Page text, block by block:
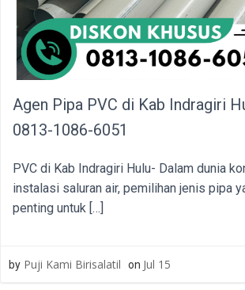
Agen Pipa PVC di Kab Indragiri
0813-1086-6051
PVC di Kab Indragiri Hulu- Dalam dunia
instalasi saluran air, pemilihan jenis pipa
penting untuk […]
by Puji Kami Birisalatil on Jul 15